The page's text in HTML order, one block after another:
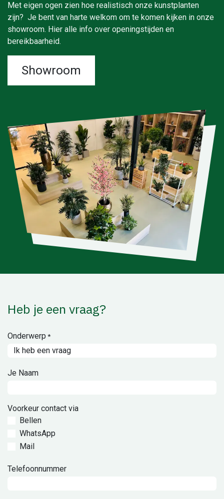
Met eigen ogen zien hoe realistisch onze kunstplanten
zijn? Je bent van harte welkom om te komen kijken in onze
showroom. Hier alle info over openingstijden en
bereikbaarheid.
Showroom
Heb je een vraag?
Onderwerp *
Je Naam
Voorkeur contact via
Bellen
WhatsApp
Mail
Telefoonnummer